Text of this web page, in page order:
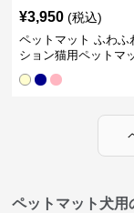
¥3,950 (税込)
ペットマット ふわふ
ション猫用ペットマ
ペットマット犬用